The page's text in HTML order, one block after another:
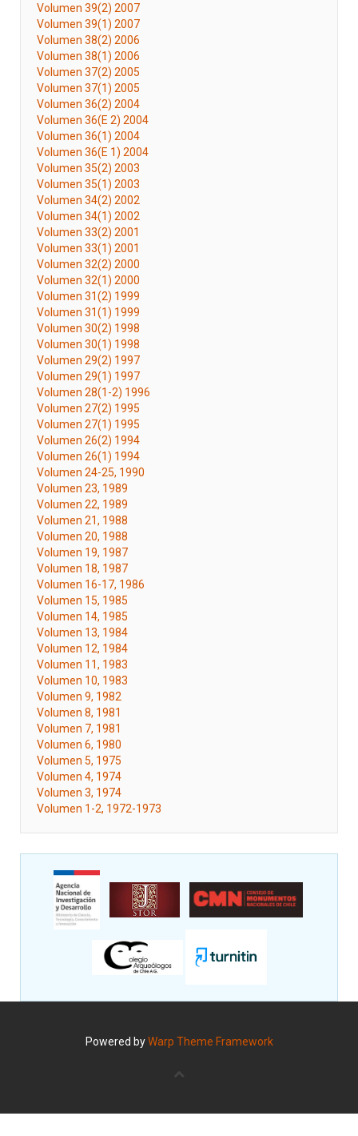
Volumen 39(2) 2007
Volumen 39(1) 2007
Volumen 38(2) 2006
Volumen 38(1) 2006
Volumen 37(2) 2005
Volumen 37(1) 2005
Volumen 36(2) 2004
Volumen 36(E 2) 2004
Volumen 36(1) 2004
Volumen 36(E 1) 2004
Volumen 35(2) 2003
Volumen 35(1) 2003
Volumen 34(2) 2002
Volumen 34(1) 2002
Volumen 33(2) 2001
Volumen 33(1) 2001
Volumen 32(2) 2000
Volumen 32(1) 2000
Volumen 31(2) 1999
Volumen 31(1) 1999
Volumen 30(2) 1998
Volumen 30(1) 1998
Volumen 29(2) 1997
Volumen 29(1) 1997
Volumen 28(1-2) 1996
Volumen 27(2) 1995
Volumen 27(1) 1995
Volumen 26(2) 1994
Volumen 26(1) 1994
Volumen 24-25, 1990
Volumen 23, 1989
Volumen 22, 1989
Volumen 21, 1988
Volumen 20, 1988
Volumen 19, 1987
Volumen 18, 1987
Volumen 16-17, 1986
Volumen 15, 1985
Volumen 14, 1985
Volumen 13, 1984
Volumen 12, 1984
Volumen 11, 1983
Volumen 10, 1983
Volumen 9, 1982
Volumen 8, 1981
Volumen 7, 1981
Volumen 6, 1980
Volumen 5, 1975
Volumen 4, 1974
Volumen 3, 1974
Volumen 1-2, 1972-1973
Powered byWarp Theme Framework